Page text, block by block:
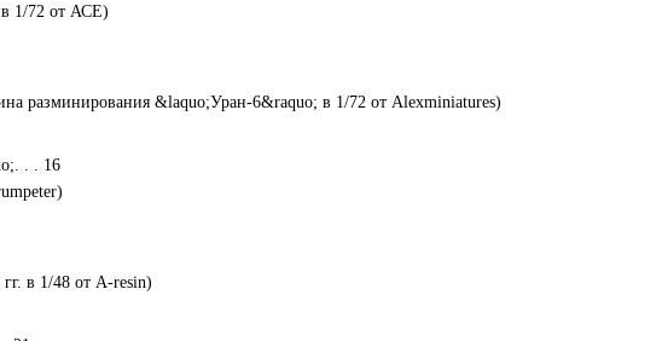
в 1/72 от АСЕ)
разминирования &laquo;Уран-6&raquo; в 1/72 от Alexminiatures)
. . 16
в 1/48 от A-resin)